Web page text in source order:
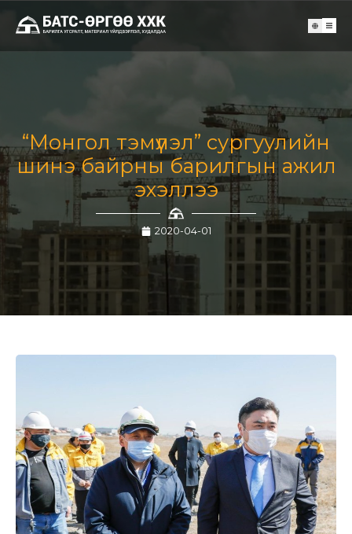
“Монгол тэмүүлэл” сургуулийн
шинэ байрны барилгын ажил
эхэллээ
2020-04-01